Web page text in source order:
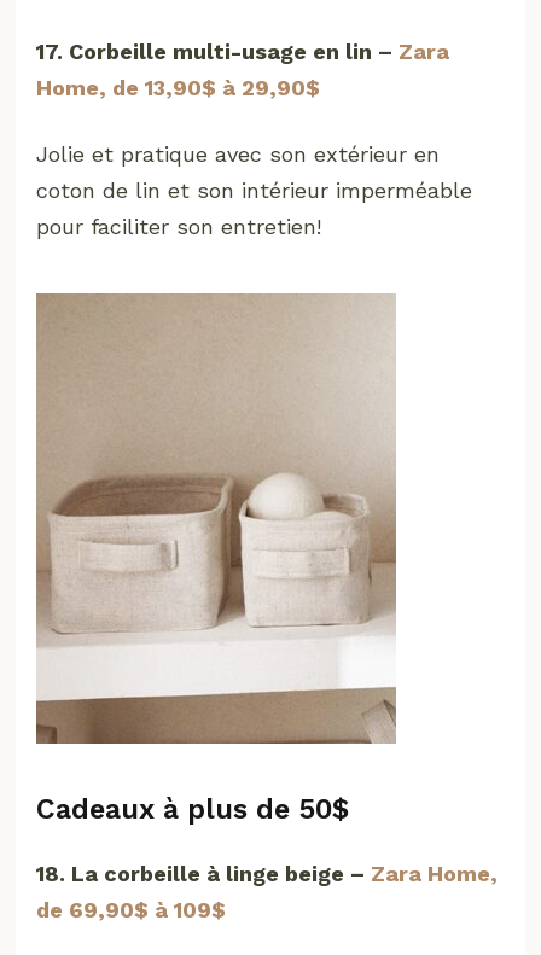
17. Corbeille multi-usage en lin – Zara
Home, de 13,90$ à 29,90$
Jolie et pratique avec son extérieur en
coton de lin et son intérieur imperméable
pour faciliter son entretien!
Cadeaux à plus de 50$
18. La corbeille à linge beige – Zara Home,
de 69,90$ à 109$